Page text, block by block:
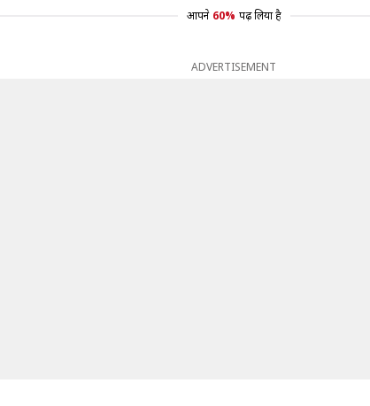
आपने 60% पढ़ लिया है
ADVERTISEMENT